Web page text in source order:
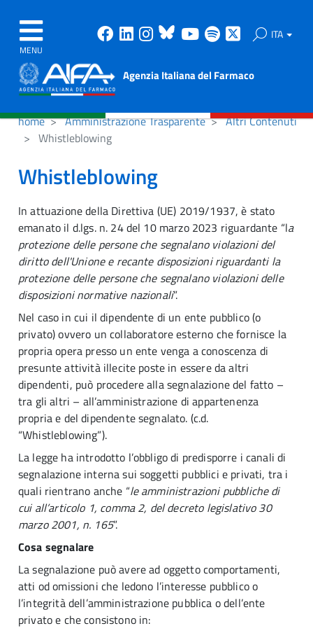
MENU
Facebook
Linkedin
Instagram
Bluesky
Youtube
Spotify ITA
Agenzia Italiana del Farmaco
home Amministrazione Trasparente
Altri Contenuti
Whistleblowing
Whistleblowing
In attuazione della Direttiva (UE) 2019/1937, è stato
emanato il d.lgs. n. 24 del 10 marzo 2023 riguardante “la
protezione delle persone che segnalano violazioni del
diritto dell'Unione e recante disposizioni riguardanti la
protezione delle persone che segnalano violazioni delle
disposizioni normative nazionali”.
Nel caso in cui il dipendente di un ente pubblico (o
privato) ovvero un collaboratore esterno che fornisce la
propria opera presso un ente venga a conoscenza di
presunte attività illecite poste in essere da altri
dipendenti, può procedere alla segnalazione del fatto –
tra gli altri – all’amministrazione di appartenenza
propria e del dipendente segnalato. (c.d.
“Whistleblowing”).
La legge ha introdotto l’obbligo di predisporre i canali di
segnalazione interna sui soggetti pubblici e privati, tra i
quali rientrano anche “le amministrazioni pubbliche di
cui all’articolo 1, comma 2, del decreto legislativo 30
marzo 2001, n. 165”.
Cosa segnalare
La segnalazione può avere ad oggetto comportamenti,
atti od omissioni che ledono l’interesse pubblico o
l’integrità dell’amministrazione pubblica o dell’ente
privato e che consistono in: